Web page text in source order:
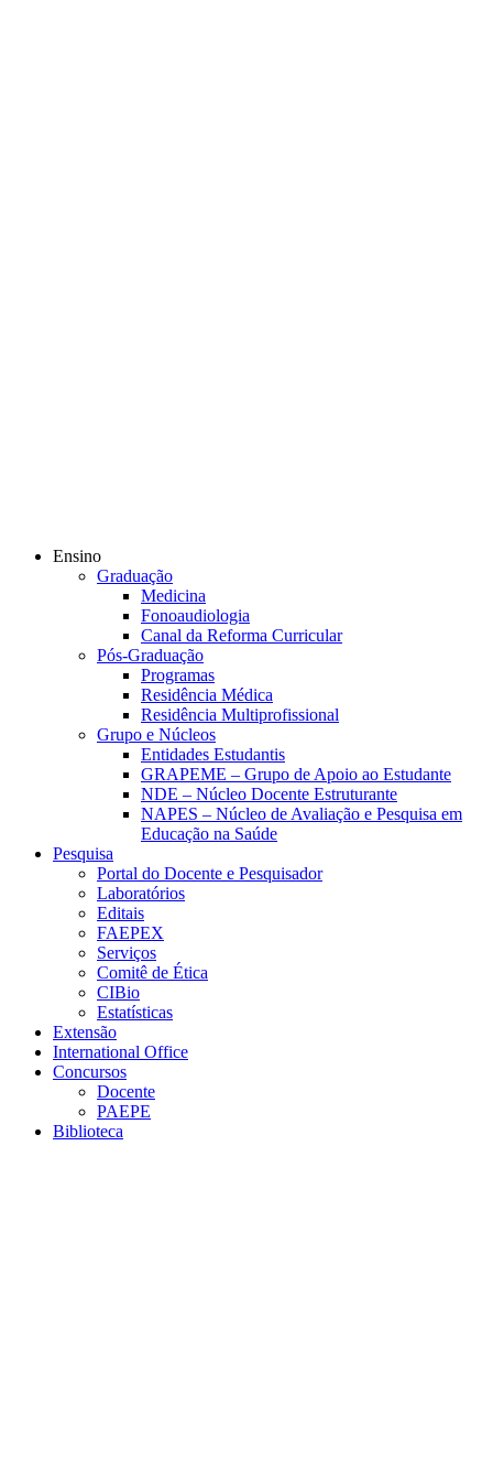
Ensino
Graduação
Medicina
Fonoaudiologia
Canal da Reforma Curricular
Pós-Graduação
Programas
Residência Médica
Residência Multiprofissional
Grupo e Núcleos
Entidades Estudantis
GRAPEME – Grupo de Apoio ao Estudante
NDE – Núcleo Docente Estruturante
NAPES – Núcleo de Avaliação e Pesquisa em
Educação na Saúde
Pesquisa
Portal do Docente e Pesquisador
Laboratórios
Editais
FAEPEX
Serviços
Comitê de Ética
CIBio
Estatísticas
Extensão
International Office
Concursos
Docente
PAEPE
Biblioteca